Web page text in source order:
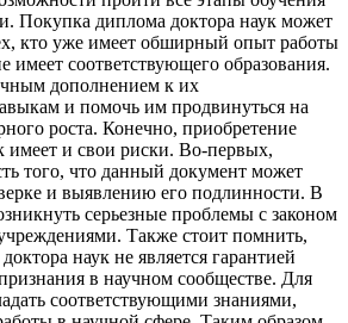
Покупка диплома доктора наук может
кто уже имеет обширный опыт работы
имеет соответствующего образования.
дополнением к их
и помочь им продвинуться на
роста. Конечно, приобретение
имеет и свои риски. Во-первых,
того, что данный документ может
и выявлению его подлинности. В
серьезные проблемы с законом
Также стоит помнить,
наук не является гарантией
в научном сообществе. Для
соответствующими знаниями,